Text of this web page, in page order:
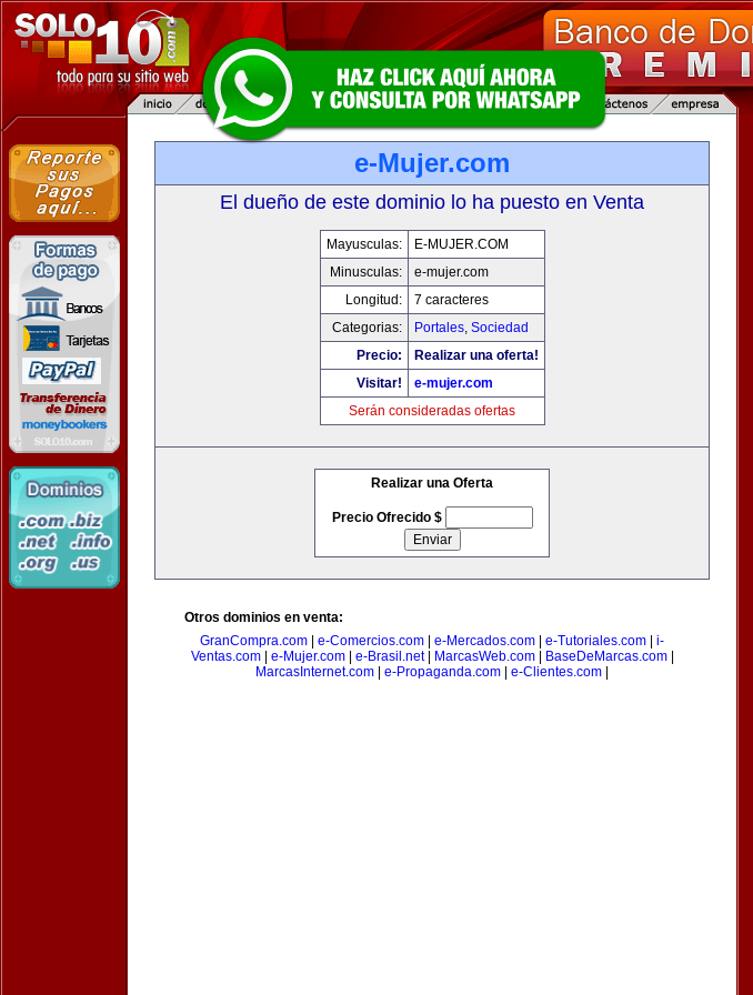
e-Mujer.com
El dueño de este dominio lo ha puesto en Venta
Mayusculas:
E-MUJER.COM
Minusculas:
e-mujer.com
Longitud:
7 caracteres
Categorias:
Portales, Sociedad
Precio:
Realizar una oferta!
Visitar!
e-mujer.com
Serán consideradas ofertas
Realizar una Oferta
Precio Ofrecido $
Otros dominios en venta:
GranCompra.com
e-Comercios.com e-Mercados.com e-Tutoriales.com
i-
Ventas.com| e-Mujer.com| e-Brasil.net| MarcasWeb.com| BaseDeMarcas.com|
MarcasInternet.com
e-Propaganda.com e-Clientes.com